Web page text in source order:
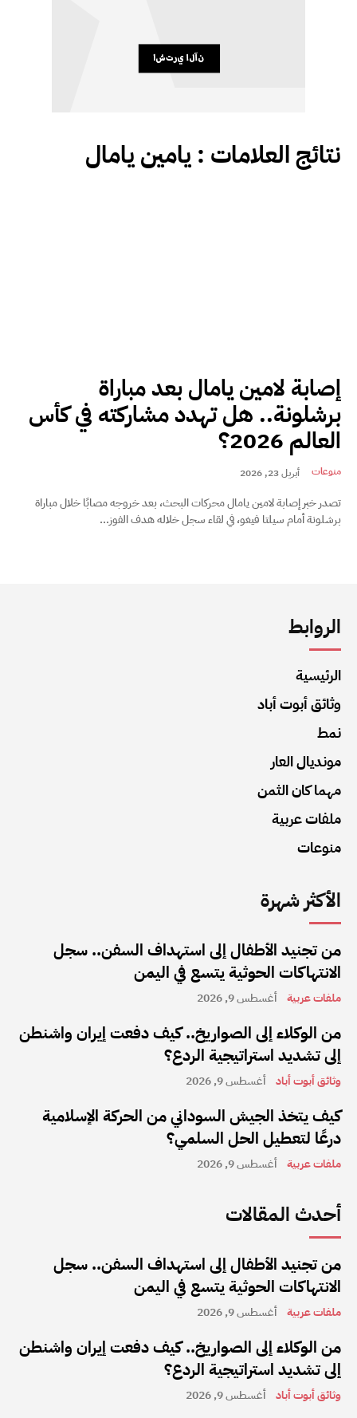
نتائج العلامات : يامين يامال
إصابة لامين يامال بعد مباراة
برشلونة.. هل تهدد مشاركته في كأس
العالم 2026؟
منوعات أبريل 23, 2026
تصدر خبر إصابة لامين يامال محركات البحث، بعد خروجه مصابًا خلال مباراة
برشلونة أمام سيلتا فيغو، في لقاء سجل خلاله هدف الفوز...
الروابط
الرئيسية
وثائق أبوت أباد
نمط
مونديال العار
مهما كان الثمن
ملفات عربية
منوعات
الأكثر شهرة
من تجنيد الأطفال إلى استهداف السفن.. سجل
الانتهاكات الحوثية يتسع في اليمن
ملفات عربية أغسطس 9, 2026
من الوكلاء إلى الصواريخ.. كيف دفعت إيران واشنطن
إلى تشديد استراتيجية الردع؟
وثائق أبوت أباد أغسطس 9, 2026
كيف يتخذ الجيش السوداني من الحركة الإسلامية
درعًا لتعطيل الحل السلمي؟
ملفات عربية أغسطس 9, 2026
أحدث المقالات
من تجنيد الأطفال إلى استهداف السفن.. سجل
الانتهاكات الحوثية يتسع في اليمن
ملفات عربية أغسطس 9, 2026
من الوكلاء إلى الصواريخ.. كيف دفعت إيران واشنطن
إلى تشديد استراتيجية الردع؟
وثائق أبوت أباد أغسطس 9, 2026